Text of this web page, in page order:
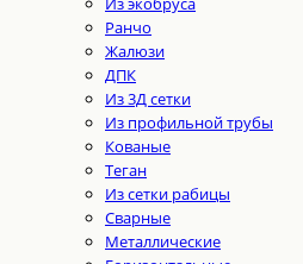
Ранчо
Жалюзи
ДПК
Из 3Д сетки
Из профильной трубы
Кованые
Теган
Из сетки рабицы
Сварные
Металлические